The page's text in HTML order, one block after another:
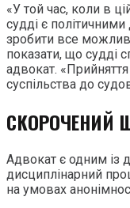
«У той час, коли в
судді є
зробити все
показати, що судді
адвокат.
суспільства до
СКОРОЧЕНИЙ
Адвокат є одним із
дисциплінарний
на умовах